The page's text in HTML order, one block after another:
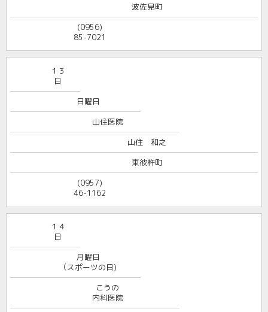
波佐見町
(0956)
85-7021
１３
日
日曜日
山住医院
山住 和之
東彼杵町
(0957)
46-1162
１４
日
月曜日
（スポーツの日)
こうの
内科医院